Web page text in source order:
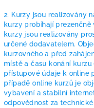
2. Kurzy jsou realizovány
kurzy probíhají
kurzy jsou realizovány
určené dodavatelem.
kurzovného a před
místě a času konání
přístupové údaje k online
případě online kurzů je
vybavení a stabilní
odpovědnost za